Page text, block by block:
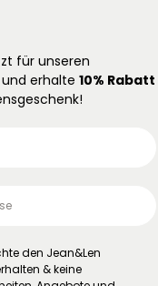
für unseren
erhalte 10% Rabatt
den Jean&Len
& keine